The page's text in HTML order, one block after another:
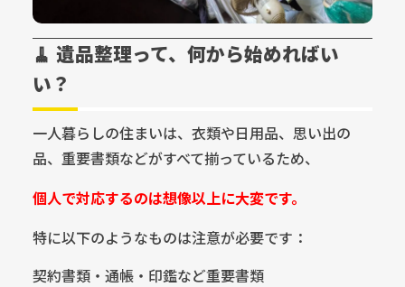
🧹 遺品整理って、何から始めればい
い？
一人暮らしの住まいは、衣類や日用品、思い出の
品、重要書類などがすべて揃っているため、
個人で対応するのは想像以上に大変です。
特に以下のようなものは注意が必要です：
契約書類・通帳・印鑑など重要書類